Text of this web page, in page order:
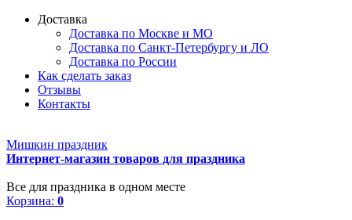
Доставка
Доставка по Москве и МО
Доставка по Санкт-Петербургу и ЛО
Доставка по России
Как сделать заказ
Отзывы
Контакты
Мишкин праздник
Интернет-магазин товаров для праздника
Все для праздника в одном месте
Корзина: 0